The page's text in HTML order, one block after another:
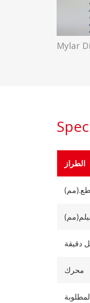
Mylar
الطراز
محرك